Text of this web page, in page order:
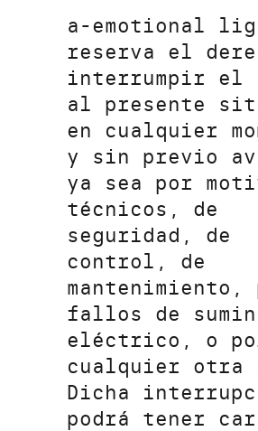
a-emotional
reserva el
interrumpir el
al presente
en cualquier
y sin previo
ya sea por
técnicos, de
seguridad, de
control, de
mantenimiento,
fallos de
eléctrico, o
cualquier otra
Dicha
podrá tener